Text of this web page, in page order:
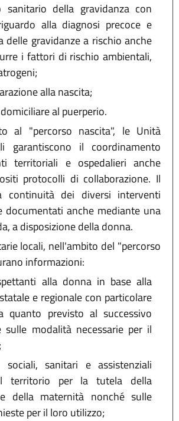
sanitario della gravidanza con
alla diagnosi precoce e
delle gravidanze a rischio anche
i fattori di rischio ambientali,
alla nascita;
al puerperio.
al "percorso nascita", le Unità
garantiscono il coordinamento
territoriali e ospedalieri anche
protocolli di collaborazione. Il
continuità dei diversi interventi
documentati anche mediante una
a disposizione della donna.
locali, nell'ambito del "percorso
informazioni:
alla donna in base alla
e regionale con particolare
quanto previsto al successivo
modalità necessarie per il
sociali, sanitari e assistenziali
territorio per la tutela della
della maternità nonché sulle
per il loro utilizzo;